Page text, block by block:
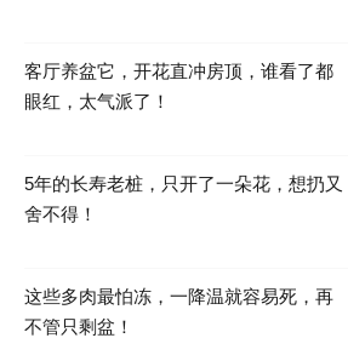
客厅养盆它，开花直冲房顶，谁看了都
眼红，太气派了！
5年的长寿老桩，只开了一朵花，想扔又
舍不得！
这些多肉最怕冻，一降温就容易死，再
不管只剩盆！